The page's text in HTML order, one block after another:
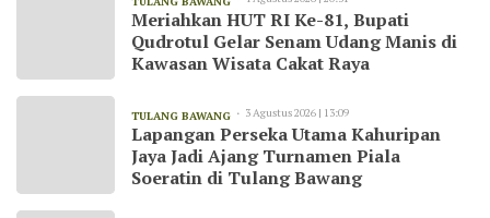
Meriahkan HUT RI Ke-81, Bupati
Qudrotul Gelar Senam Udang Manis di
Kawasan Wisata Cakat Raya
TULANG BAWANG 3 Agustus 2026 | 13:09
Lapangan Perseka Utama Kahuripan
Jaya Jadi Ajang Turnamen Piala
Soeratin di Tulang Bawang